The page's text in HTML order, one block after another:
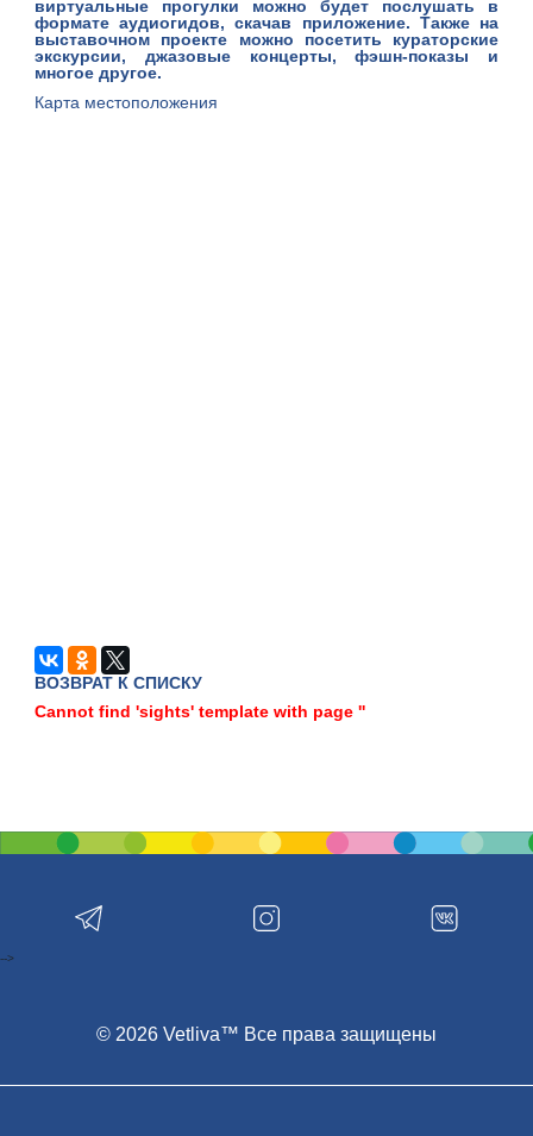
виртуальные прогулки можно будет послушать в
формате аудиогидов, скачав приложение. Также на
выставочном проекте можно посетить кураторские
экскурсии, джазовые концерты, фэшн-показы и
многое другое.
Карта местоположения
ВОЗВРАТ К СПИСКУ
Cannot find 'sights' template with page ''
© 2026 Vetliva™ Все права защищены
-->